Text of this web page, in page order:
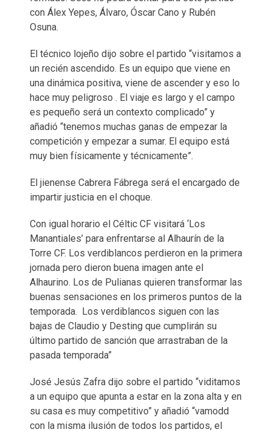
con Álex Yepes, Álvaro, Óscar Cano y Rubén
Osuna.
El técnico lojeño dijo sobre el partido “visitamos a
un recién ascendido. Es un equipo que viene en
una dinámica positiva, viene de ascender y eso lo
hace muy peligroso . El viaje es largo y el campo
es pequeño será un contexto complicado” y
añadió “tenemos muchas ganas de empezar la
competición y empezar a sumar. El equipo está
muy bien físicamente y técnicamente”.
El jienense Cabrera Fábrega será el encargado de
impartir justicia en el choque.
Con igual horario el Céltic CF visitará ‘Los
Manantiales’ para enfrentarse al Alhaurín de la
Torre CF. Los verdiblancos perdieron en la primera
jornada pero dieron buena imagen ante el
Alhaurino. Los de Pulianas quieren transformar las
buenas sensaciones en los primeros puntos de la
temporada. Los verdiblancos siguen con las
bajas de Claudio y Desting que cumplirán su
último partido de sanción que arrastraban de la
pasada temporada”
José Jesús Zafra dijo sobre el partido “viditamos
a un equipo que apunta a estar en la zona alta y en
su casa es muy competitivo” y añadió “vamodd
con la misma ilusión de todos los partidos, el